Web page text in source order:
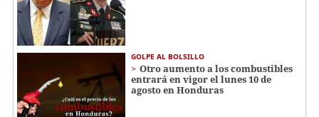
GOLPE AL BOLSILLO
Otro aumento a los combustibles
entrará en vigor el lunes 10 de
agosto en Honduras